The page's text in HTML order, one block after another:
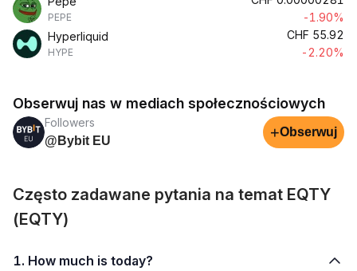
PEPE
-1.90%
Hyperliquid
HYPE
CHF 55.92
-2.20%
Obserwuj nas w mediach społecznościowych
Followers
@Bybit EU
+Obserwuj
Często zadawane pytania na temat EQTY
(EQTY)
1. How much is today?